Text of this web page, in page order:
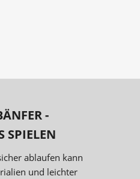
-
SPIELEN
ablaufen kann
und leichter